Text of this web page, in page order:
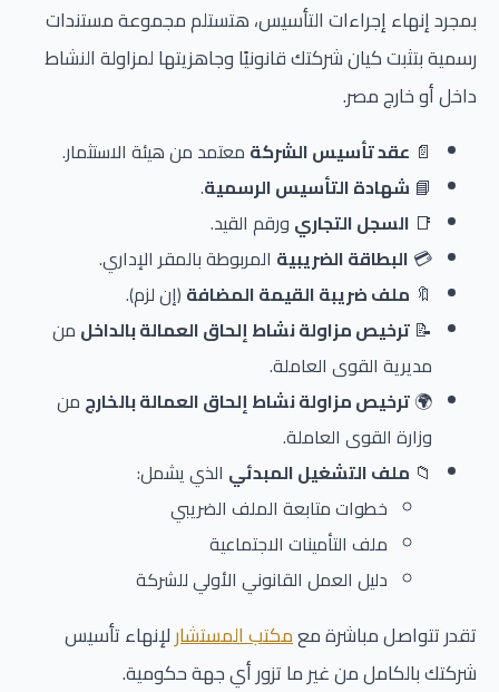
بمجرد إنهاء إجراءات التأسيس، هتستلم مجموعة مستندات
رسمية بتثبت كيان شركتك قانونيًا وجاهزيتها لمزاولة النشاط
داخل أو خارج مصر.
📄 عقد تأسيس الشركة معتمد من هيئة الاستثمار.
📘 شهادة التأسيس الرسمية.
📑 السجل التجاري ورقم القيد.
💳 البطاقة الضريبية المربوطة بالمقر الإداري.
🔖 ملف ضريبة القيمة المضافة (إن لزم).
📝 ترخيص مزاولة نشاط إلحاق العمالة بالداخل من
مديرية القوى العاملة.
🌍ترخيص مزاولة نشاط إلحاق العمالة بالخارج من
وزارة القوى العاملة.
📁 ملف التشغيل المبدئي الذي يشمل:
خطوات متابعة الملف الضريبي
ملف التأمينات الاجتماعية
دليل العمل القانوني الأولي للشركة
تقدر تتواصل مباشرة معمكتب المستشارلإنهاء تأسيس
شركتك بالكامل من غير ما تزور أي جهة حكومية.